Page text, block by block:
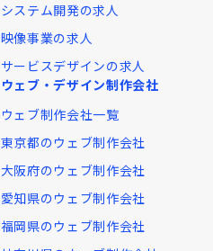
システム開発の求人
映像事業の求人
サービスデザインの求人
ウェブ・デザイン制作会社
ウェブ制作会社一覧
東京都のウェブ制作会社
大阪府のウェブ制作会社
愛知県のウェブ制作会社
福岡県のウェブ制作会社